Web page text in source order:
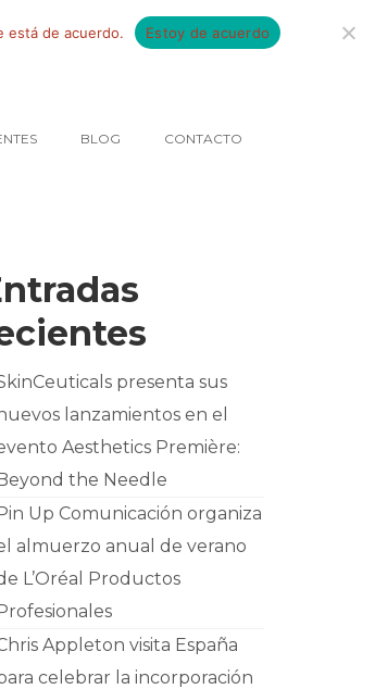
BLOG CONTACTO
presenta sus
lanzamientos en el
Aesthetics Première:
the Needle
Up Comunicación organiza
almuerzo anual de verano
L’Oréal Productos
Appleton visita España
celebrar la incorporación
está de acuerdo. Estoy de acuerdo